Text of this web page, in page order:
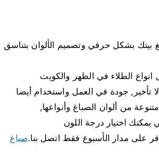
بيتك بشكل حرفي وتصميم الألوان بتناسق
الطلاء في الظهر والكويت
تأخير, جودة في العمل واستخدام أيضا
من ألوان الصباغ وأنواعها,
اختيار درجة اللون
على مدار الأسبوع فقط اتصل بنا.صباغ